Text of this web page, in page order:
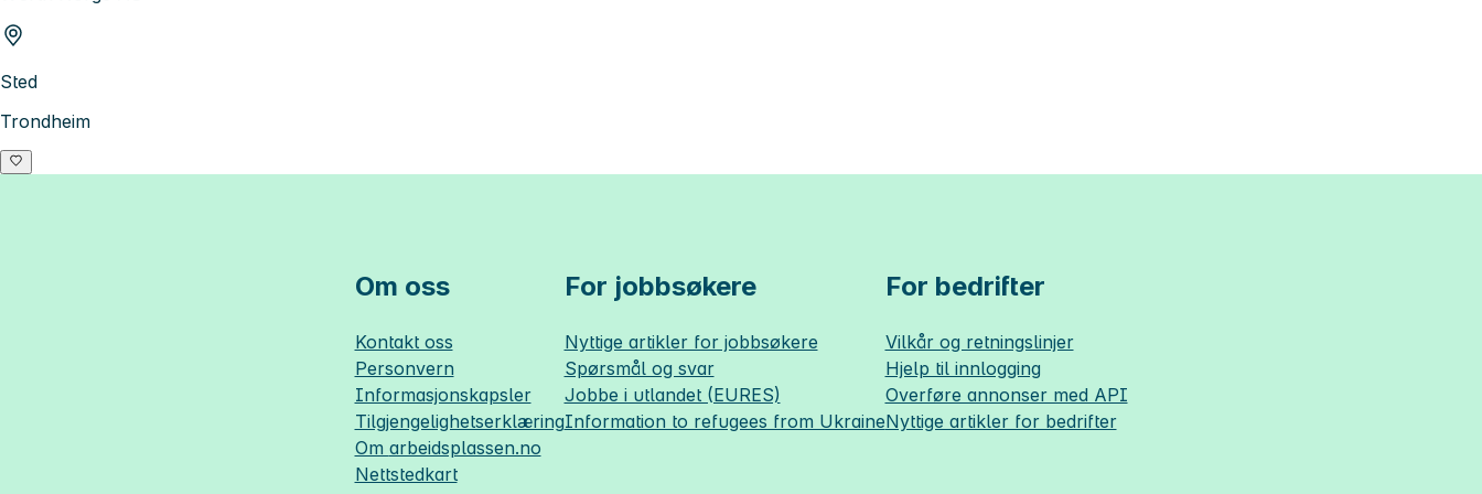
Sted
Trondheim
Om oss
Kontakt oss
Personvern
Informasjonskapsler
Tilgjengelighetserklæring
Om arbeidsplassen.no
Nettstedkart
For jobbsøkere
Nyttige artikler for jobbsøkere
Spørsmål og svar
Jobbe i utlandet (EURES)
Information to refugees from Ukraine
For bedrifter
Vilkår og retningslinjer
Hjelp til innlogging
Overføre annonser med API
Nyttige artikler for bedrifter